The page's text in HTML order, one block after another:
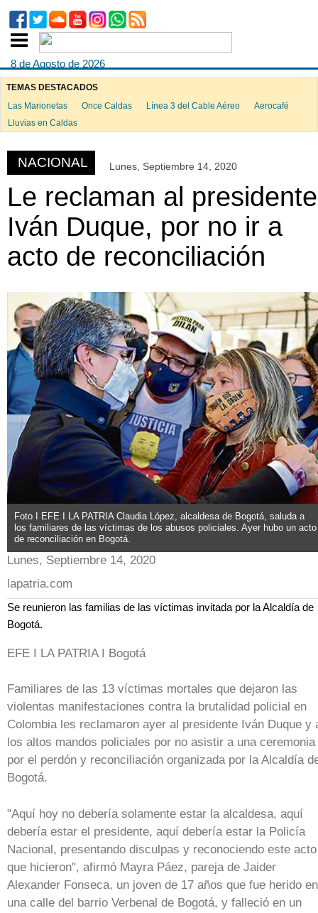
8 de Agosto de 2026
TEMAS DESTACADOS
Las Marionetas
Once Caldas Línea 3 del Cable Aéreo
Aerocafé
Lluvias en Caldas
NACIONAL Lunes, Septiembre 14, 2020
Le reclaman al
Iván Duque, por no ir a
acto de reconciliación
Foto I EFE I LA PATRIA Claudia López, alcaldesa de Bogotá, saluda a
los familiares de las víctimas de los abusos policiales. Ayer hubo un acto
de reconciliación en Bogotá.
Lunes, Septiembre 14, 2020
lapatria.com
Se reunieron las familias de las víctimas invitada por la Alcaldía de
Bogotá.
EFE I LA PATRIA I Bogotá
Familiares de las 13 víctimas mortales que dejaron las
violentas manifestaciones contra la brutalidad policial en
Colombia les reclamaron ayer al presidente Iván Duque y
los altos mandos policiales por no asistir a una ceremonia
por el perdón y reconciliación organizada por la Alcaldía
Bogotá.
"Aquí hoy no debería solamente estar la alcaldesa, aquí
debería estar el presidente, aquí debería estar la Policía
Nacional, presentando disculpas y reconociendo este acto
que hicieron", afirmó Mayra Páez, pareja de Jaider
Alexander Fonseca, un joven de 17 años que fue herido en
una calle del barrio Verbenal de Bogotá, y falleció en un